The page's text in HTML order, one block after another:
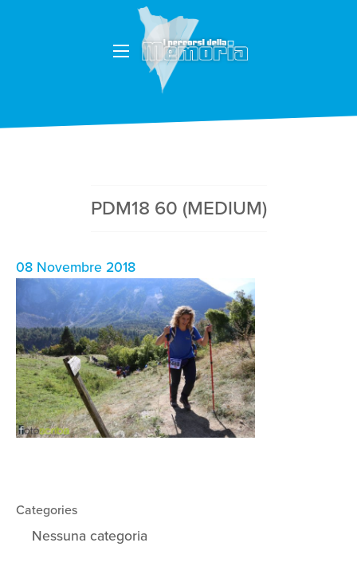
PDM18 60 (MEDIUM)
08 Novembre 2018
Categories
Nessuna categoria